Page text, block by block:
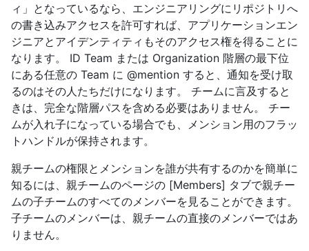
ィ」となっているなら、エンジニアリングにリポジトリへ
の書き込みアクセスを許可すれば、アプリケーションエン
ジニアとアイデンティティもそのアクセス権を得ることに
なります。 ID Team または Organization 階層の最下位
にある任意の Team に @mention すると、通知を受け取
るのはその人たちだけになります。 チームに言及すると
きは、完全な階層パスを含める必要はありません。 チー
ムが入れ子になっている場合でも、メンション用のフラッ
トハンドルが保持されます。
親チームの権限とメンションを誰が共有するのかを簡単に
知るには、親チームのページの [Members] タブで親チー
ムの子チームのすべてのメンバーを見ることができます。
子チームのメンバーは、親チームの直接のメンバーではあ
りません。